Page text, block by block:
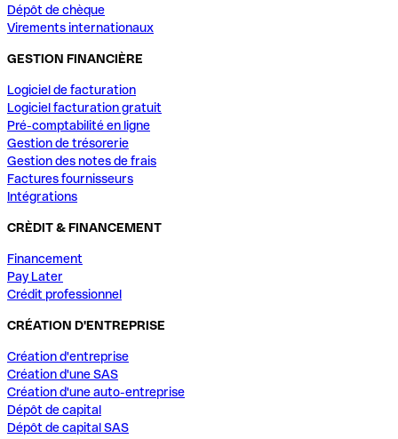
Dépôt de chèque
Virements internationaux
GESTION FINANCIÈRE
Logiciel de facturation
Logiciel facturation gratuit
Pré-comptabilité en ligne
Gestion de trésorerie
Gestion des notes de frais
Factures fournisseurs
Intégrations
CRÈDIT & FINANCEMENT
Financement
Pay Later
Crédit professionnel
CRÉATION D'ENTREPRISE
Création d'entreprise
Création d'une SAS
Création d'une auto-entreprise
Dépôt de capital
Dépôt de capital SAS